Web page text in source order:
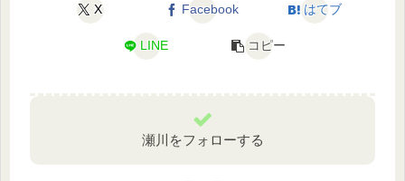
X Facebook はてブ
LINE コピー
瀬川をフォローする